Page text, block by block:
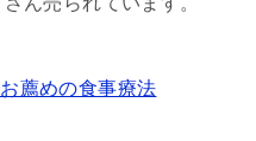
薦めの食事療法